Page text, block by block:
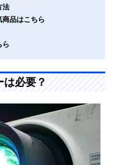
法
品はこちら
ら
必要？